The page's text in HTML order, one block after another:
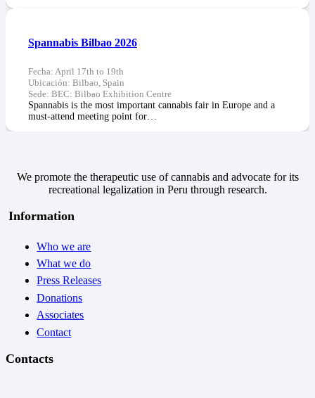
Spannabis Bilbao 2026
Fecha: April 17th to 19th
Ubicación: Bilbao, Spain
Sede: BEC: Bilbao Exhibition Centre
Spannabis is the most important cannabis fair in Europe and a
must-attend meeting point for…
We promote the therapeutic use of cannabis and advocate for its
recreational legalization in Peru through research.
Information
Who we are
What we do
Press Releases
Donations
Associates
Contact
Contacts